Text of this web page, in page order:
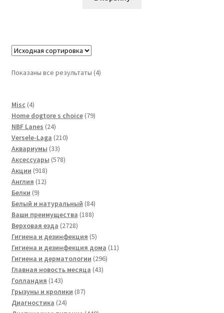
Показаны все результаты (4)
Misc 44
товара
Home dogtore s choice 7979
NBF Lanes 2424
товара
Versele-Laga 210210
Аквариумы 3333
товара
Аксессуары 578578
Акции 918918
товаров
Англия 1212
Белки 99
товаров
Белый и натуральный 8484
товара
Ваши преимущества 188188
Верховая езда 27282728
товаров
Гигиена и дезинфекция 55
товаров
Гигиена и дезинфекция дома 1111
Гигиена и дерматологии 296296
Главная новость месяца 4343
Голландия 143143
товара
Грызуны и кролики 8787
Диагностика 2424